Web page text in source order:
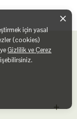
için yasal
(cookies)
Gizlilik ve Çerez